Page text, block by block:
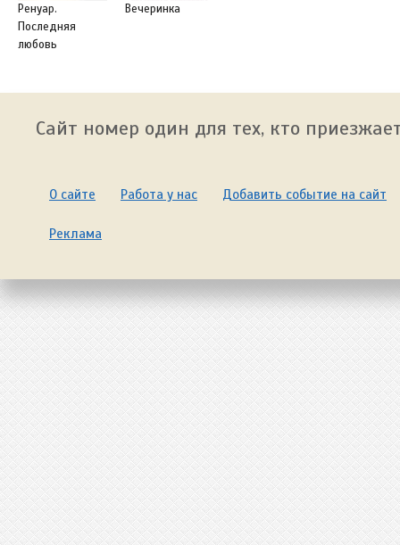
Ренуар.
Последняя
любовь
Вечеринка
Сайт номер один для тех, кто
О сайте Работа у нас Добавить событие на сайт
Реклама